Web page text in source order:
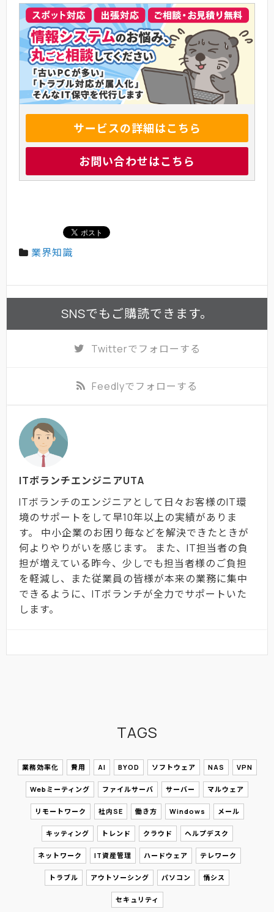
サービスの詳細はこちら
お問い合わせはこちら
業界知識
SNSでもご購読できます。
Twitterでフォローする
Feedlyでフォローする
ITボランチエンジニアUTA
ITボランチのエンジニアとして日々お客様のIT環
境のサポートをして早10年以上の実績がありま
す。 中小企業のお困り毎などを解決できたときが
何よりやりがいを感じます。 また、IT担当者の負
担が増えている昨今、少しでも担当者様のご負担
を軽減し、また従業員の皆様が本来の業務に集中
できるように、ITボランチが全力でサポートいた
します。
TAGS
業務効率化 費用 AI BYOD ソフトウェア NAS VPN
Webミーティング ファイルサーバ サーバー マルウェア
リモートワーク 社内SE 働き方 Windows メール
キッティング トレンド クラウド ヘルプデスク
ネットワーク IT資産管理 ハードウェア テレワーク
トラブル アウトソーシング パソコン 情シス
セキュリティ